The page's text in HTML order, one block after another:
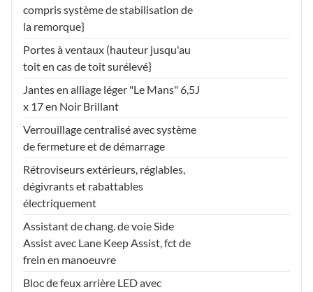
compris système de stabilisation de
la remorque}
Portes à ventaux (hauteur jusqu'au
toit en cas de toit surélevé}
Jantes en alliage léger "Le Mans" 6,5J
x 17 en Noir Brillant
Verrouillage centralisé avec système
de fermeture et de démarrage
Rétroviseurs extérieurs, réglables,
dégivrants et rabattables
électriquement
Assistant de chang. de voie Side
Assist avec Lane Keep Assist, fct de
frein en manoeuvre
Bloc de feux arrière LED avec